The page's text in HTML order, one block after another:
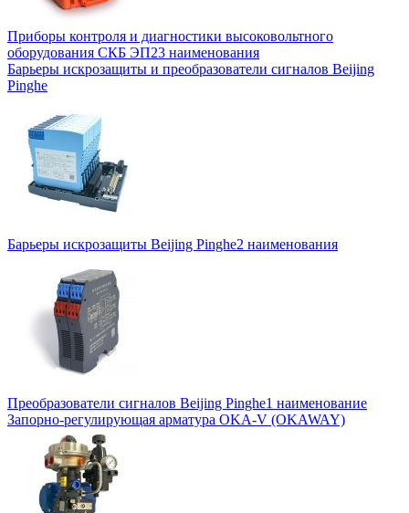
Приборы контроля и диагностики высоковольтного
оборудования СКБ ЭП23 наименования
Барьеры искрозащиты и преобразователи сигналов Beijing
Pinghe
Барьеры искрозащиты Beijing Pinghe2 наименования
Преобразователи сигналов Beijing Pinghe1 наименование
Запорно-регулирующая арматура OKA-V (OKAWAY)